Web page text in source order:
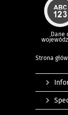
Dane
Strona